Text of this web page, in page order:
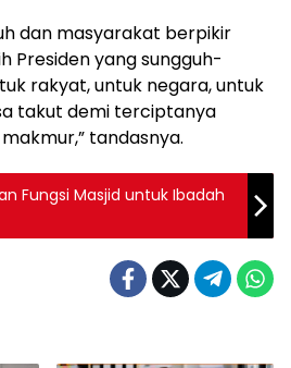
dan masyarakat berpikir
Presiden yang sungguh-
rakyat, untuk negara, untuk
takut demi terciptanya
tandasnya.
Fungsi Masjid untuk Ibadah